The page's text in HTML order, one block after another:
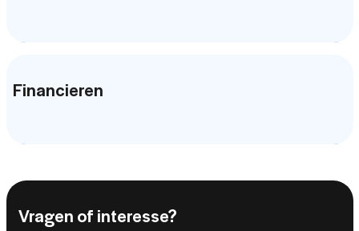
Financieren
Vragen of interesse?